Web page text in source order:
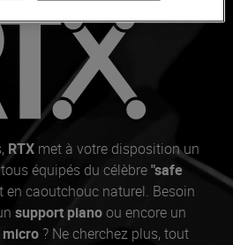
RTX met à votre disposition un
tous équipés du célèbre"safe
en caoutchouc naturel. Besoin
support pianoou encore un
micro? Ne cherchez plus, tout